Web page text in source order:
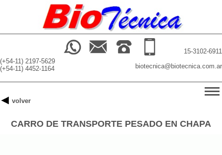
(+54-11) 2197-5629
(+54-11) 4452-1164
15-3102-6911
biotecnica@biotecnica.com.ar
PRODUCTOS
volver
CARRO DE TRANSPORTE PESADO EN CHAPA